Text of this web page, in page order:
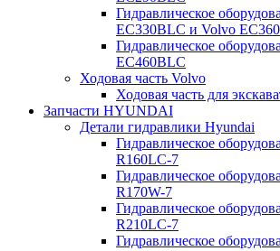
Гидравлическое
EC330BLC и Volvo
Гидравлическое
EC460BLC
Ходовая часть Volvo
Ходовая часть для
Запчасти HYUNDAI
Детали гидравлики Hyundai
Гидравлическое
R160LC-7
Гидравлическое
R170W-7
Гидравлическое
R210LC-7
Гидравлическое